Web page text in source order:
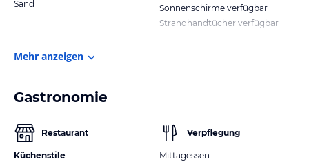
Sand
Sonnenschirme verfügbar
Strandhandtücher verfügbar
Mehr anzeigen
Gastronomie
Restaurant
Küchenstile
Verpflegung
Mittagessen